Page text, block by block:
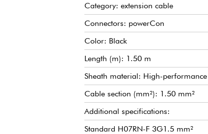
Category: extension cable
Connectors: powerCon
Color: Black
Length (m): 1.50 m
Sheath material: High-
Cable section (mm²): 1.50 mm²
Additional specifications:
Standard H07RN-F 3G1.5 mm²